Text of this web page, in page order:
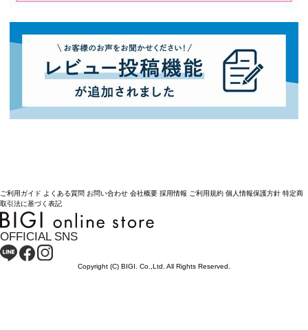
ご利用ガイド よくある質問 お問い合わせ 会社概要 採用情報 ご利用規約 個人情報保護方針 特定商
取引法に基づく表記
OFFICIAL SNS
Copyright (C) BIGI. Co.,Ltd. All Rights Reserved.